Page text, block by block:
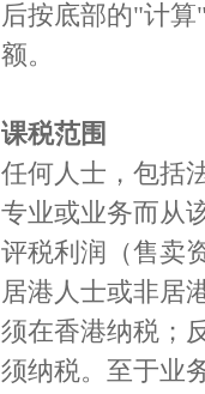
后按底部的"计
额。
课税范围
任何人士，包括
专业或业务而从
评税利润（售卖
居港人士或非居
须在香港纳税；
须纳税。至于业